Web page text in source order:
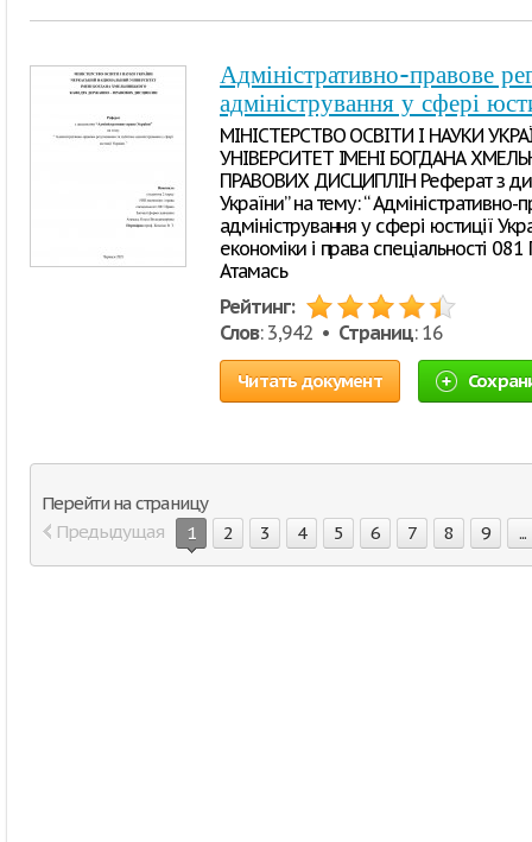
Адміністративно-правове
адміністрування у сфері
МІНІСТЕРСТВО ОСВІТИ І НАУКИ
УНІВЕРСИТЕТ ІМЕНІ БОГДАНА
ПРАВОВИХ ДИСЦИПЛІН Реферат з
України” на тему: “
адміністрування у сфері юстиції
економіки і права спеціальності
Атамась
Рейтинг:
Слов: 3,942 • Страниц: 16
Читать документ
Перейти на страницу
Предыдущая
1 2 3 4 5 6 7 8 9 ...